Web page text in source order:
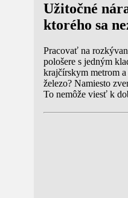
Užitočné
ktorého sa
Pracovať na
pološere s jedným
krajčírskym metrom
železo? Namiesto
To nemôže viesť k